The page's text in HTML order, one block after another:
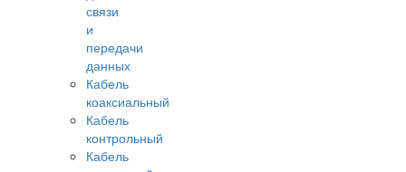
связи
и
передачи
данных
Кабель
коаксиальный
Кабель
контрольный
Кабель